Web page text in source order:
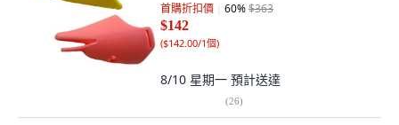
首購折扣價 60%$363
$142
($142.00/1個)
8/10 星期一 預計送達
(26)